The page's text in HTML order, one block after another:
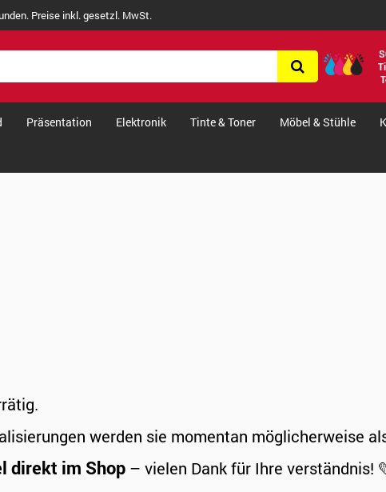
Preise inkl. gesetzl. MwSt.
Präsentation Elektronik Tinte & Toner Möbel & Stühle
werden sie momentan möglicherweise
direkt im Shop – vielen Dank für Ihre verständnis!